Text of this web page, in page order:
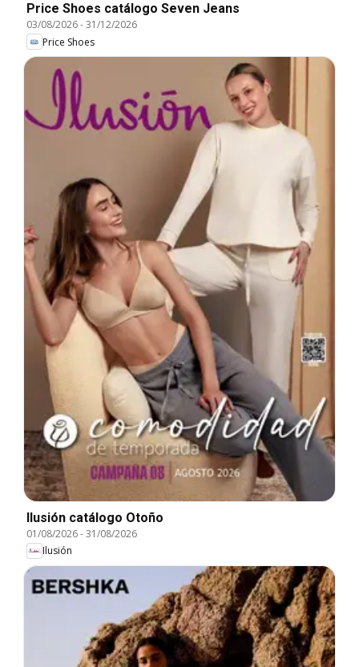
Price Shoes catálogo Seven Jeans
03/08/2026-31/12/2026
Price Shoes
Ilusión catálogo Otoño
01/08/2026-31/08/2026
Ilusión